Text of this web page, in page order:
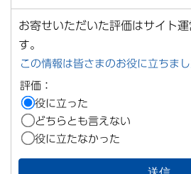
お寄せいただいた評価はサイト
す。
この情報は皆さまのお役に立ちまし
評価：
役に立った
どちらとも言えない
役に立たなかった